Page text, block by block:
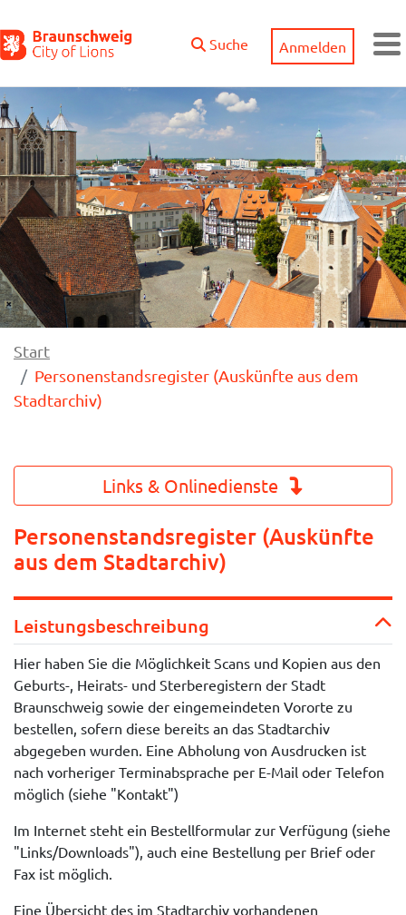
Suche Anmelden
Start
Personenstandsregister (Auskünfte aus dem
Stadtarchiv)
Links & Onlinedienste
Personenstandsregister (Auskünfte
aus dem Stadtarchiv)
Leistungsbeschreibung
Hier haben Sie die Möglichkeit Scans und Kopien aus den
Geburts-, Heirats- und Sterberegistern der Stadt
Braunschweig sowie der eingemeindeten Vororte zu
bestellen, sofern diese bereits an das Stadtarchiv
abgegeben wurden. Eine Abholung von Ausdrucken ist
nach vorheriger Terminabsprache per E-Mail oder Telefon
möglich (siehe "Kontakt")
Im Internet steht ein Bestellformular zur Verfügung (siehe
"Links/Downloads"), auch eine Bestellung per Brief oder
Fax ist möglich.
Eine Übersicht des im Stadtarchiv vorhandenen